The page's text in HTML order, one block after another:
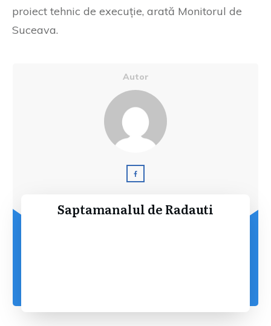
proiect tehnic de execuție, arată Monitorul de
Suceava.
Autor
Saptamanalul de Radauti